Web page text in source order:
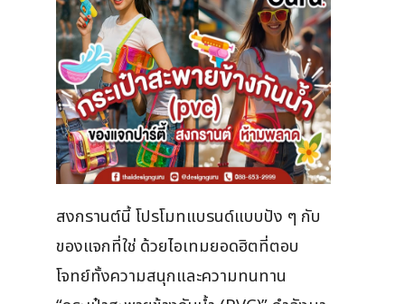
สงกรานต์นี้ โปรโมทแบรนด์แบบปัง ๆ กับ
ของแจกที่ใช่ ด้วยไอเทมยอดฮิตที่ตอบ
โจทย์ทั้งความสนุกและความทนทาน